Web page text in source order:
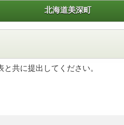
北海道美深町
共に提出してください。